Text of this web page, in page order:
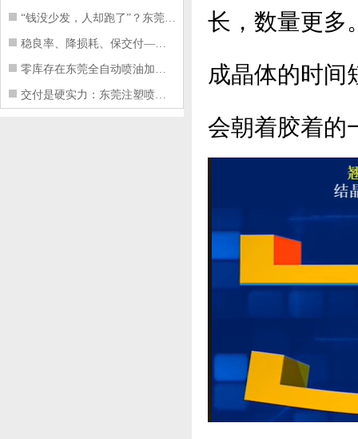
“钱没少发，人却跑了”？东莞注塑喷油
稳良率、降损耗、保交付——东莞这家U
零库存在东莞全自动喷油加工厂不可行的
交付是硬实力：东莞注塑喷油厂如何用齐
长，数量更多
成晶体的时间
会朝着胶着的